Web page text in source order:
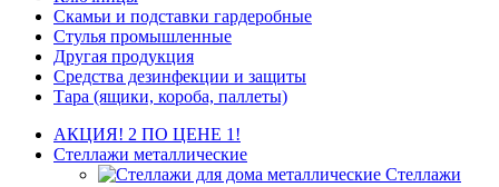
Скамьи и подставки гардеробные
Стулья промышленные
Другая продукция
Средства дезинфекции и защиты
Тара (ящики, короба, паллеты)
АКЦИЯ! 2 ПО ЦЕНЕ 1!
Стеллажи металлические
Стеллажи